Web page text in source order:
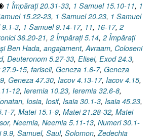
1 Împăraţi 20.31-33, 1 Samuel 15.10-11, 1
15.22-23, 1 Samuel 20.23, 1 Samuel
9.1-3, 1 Samuel 9.14-17, 11, 16-17, 2
36.20-21, 2 Împăraţi 5.14, 2 Împăraţi
Ben Hada, angajament,Avraam, Coloseni
, Deuteronom 5.27-33, Elisei, Exod 24.3,
27.9-15, fariseii, Geneza 1.6-7, Geneza
, Geneza 47.30, Iacov 4.13-17, Iacov 4.15,
12, Ieremia 10.23, Ieremia 32.6-8,
, Iosia, Iosif, Isaia 30.1-3, Isaia 45.23,
7, Matei 15.1-9, Matei 21.28-32, Matei
, Neemia, Neemia 5.11-13, Numeri 30.1-
9.9, Samuel, Saul, Solomon,Zedechia